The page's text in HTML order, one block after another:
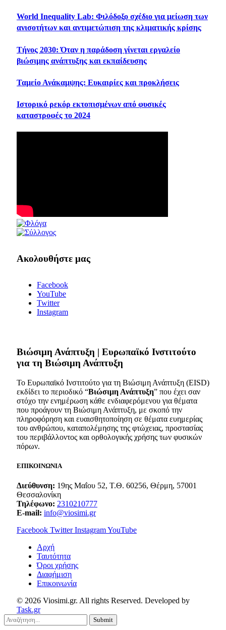
World Inequality Lab: Φιλόδοξο σχέδιο για μείωση των
ανισοτήτων και αντιμετώπιση της κλιματικής κρίσης
Τήνος 2030: Όταν η παράδοση γίνεται εργαλείο
βιώσιμης ανάπτυξης και εκπαίδευσης
Ταμείο Ανάκαμψης: Ευκαιρίες και προκλήσεις
Ιστορικό ρεκόρ εκτοπισμένων από φυσικές
καταστροφές το 2024
Ακολουθήστε μας
Facebook
YouTube
Twitter
Instagram
Bιώσιμη Ανάπτυξη | Ευρωπαϊκό Ινστιτούτο
για τη Βιώσιμη Ανάπτυξη
Το Ευρωπαϊκό Ινστιτούτο για τη Βιώσιμη Ανάπτυξη (EISD)
εκδίδει το περιοδικό “Βιώσιμη Ανάπτυξη” που έχει σαν
στόχο την ενημέρωση κάθε ενδιαφερόμενου για θέματα
που προάγουν τη Βιώσιμη Ανάπτυξη, με σκοπό την
πληροφόρηση και ευαισθητοποίηση σε θέματα ευημερίας
του ανθρώπου, καταπολέμησης της φτώχειας, προστασίας
του περιβάλλοντος και ορθολογικής χρήσης των φυσικών
πόρων.
ΕΠΙΚΟΙΝΩΝΙΑ
Διεύθυνση: 19ης Μαΐου 52, Τ.Θ. 60256, Θέρμη, 57001
Θεσσαλονίκη
Τηλέφωνο: 2310210777
E-mail: info@viosimi.gr
Facebook Twitter InstagramYouTube
Aρχή
Ταυτότητα
Όροι χρήσης
Διαφήμιση
Επικοινωνία
© 2026 Viosimi.gr. All rights Reserved. Developed by
Task.gr
Submit